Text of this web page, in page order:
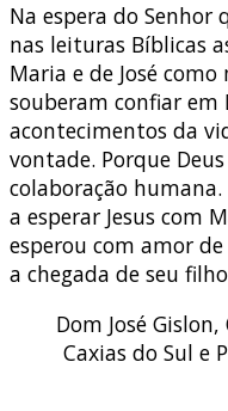
Na espera do Senhor
nas leituras Bíblicas
Maria e de José
souberam confiar em
acontecimentos da
vontade. Porque
colaboração
a esperar Jesus com
esperou com amor
a chegada de seu
Dom José
Caxias do Sul e